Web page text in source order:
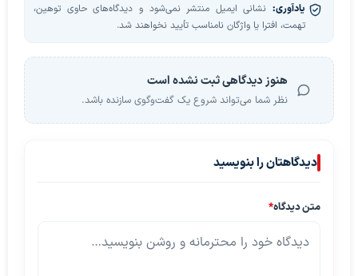
یادآوری: نشانی ایمیل منتشر نمی‌شود و دیدگاه‌های حاوی توهین،
تهمت، افترا یا واژگان نامناسب تأیید نخواهند شد.
هنوز دیدگاهی ثبت نشده است
نظر شما می‌تواند شروع یک گفت‌وگوی سازنده باشد.
دیدگاهتان را بنویسید
متن دیدگاه*